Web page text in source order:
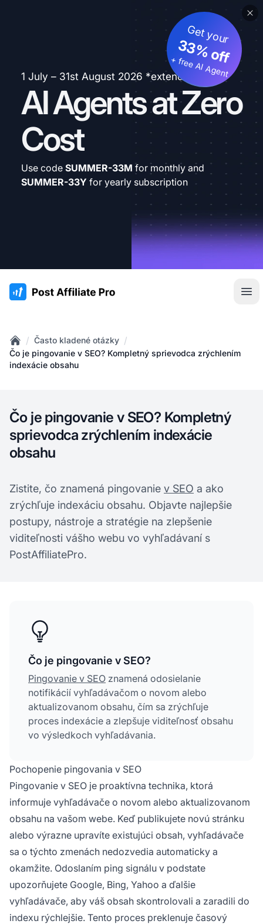
1 July – 31st August 2026 *extended
AI Agents at Zero
Cost
Get your
33% off
+ free AI Agent
Use code SUMMER-33M for monthly and
SUMMER-33Y for yearly subscription
:site.title
Home
/ Často kladené otázky /
Čo je pingovanie v SEO? Kompletný sprievodca zrýchlením
indexácie obsahu
Čo je pingovanie v SEO? Kompletný
sprievodca zrýchlením indexácie
obsahu
Zistite, čo znamená pingovanie v SEO a ako
zrýchľuje indexáciu obsahu. Objavte najlepšie
postupy, nástroje a stratégie na zlepšenie
viditeľnosti vášho webu vo vyhľadávaní s
PostAffiliatePro.
Čo je pingovanie v SEO?
Pingovanie v SEO znamená odosielanie
notifikácií vyhľadávačom o novom alebo
aktualizovanom obsahu, čím sa zrýchľuje
proces indexácie a zlepšuje viditeľnosť obsahu
vo výsledkoch vyhľadávania.
Pochopenie pingovania v SEO
Pingovanie v SEO je proaktívna technika, ktorá
informuje vyhľadávače o novom alebo aktualizovanom
obsahu na vašom webe. Keď publikujete novú stránku
alebo výrazne upravíte existujúci obsah, vyhľadávače
sa o týchto zmenách nedozvedia automaticky a
okamžite. Odoslaním ping signálu v podstate
upozorňujete Google, Bing, Yahoo a ďalšie
vyhľadávače, aby váš obsah skontrolovali a zaradili do
indexu rýchlejšie. Tento proces preklenuje časový